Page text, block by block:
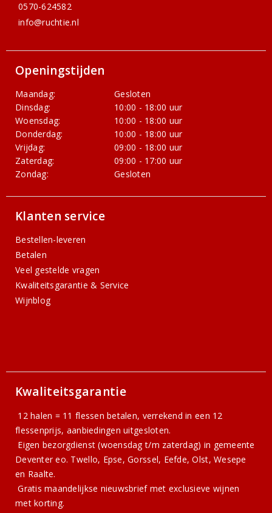
0570-624582
info@ruchtie.nl
Openingstijden
Maandag:
Gesloten
Dinsdag:
10:00 - 18:00 uur
Woensdag:
10:00 - 18:00 uur
Donderdag:
10:00 - 18:00 uur
Vrijdag:
09:00 - 18:00 uur
Zaterdag:
09:00 - 17:00 uur
Zondag:
Gesloten
Klanten service
Bestellen-leveren
Betalen
Veel gestelde vragen
Kwaliteitsgarantie & Service
Wijnblog
Kwaliteitsgarantie
12 halen = 11 flessen betalen, verrekend in een 12
flessenprijs, aanbiedingen uitgesloten.
Eigen bezorgdienst (woensdag t/m zaterdag) in gemeente
Deventer eo. Twello, Epse, Gorssel, Eefde, Olst, Wesepe
en Raalte.
Gratismaandelijkse nieuwsbriefmet exclusieve wijnen
met korting.